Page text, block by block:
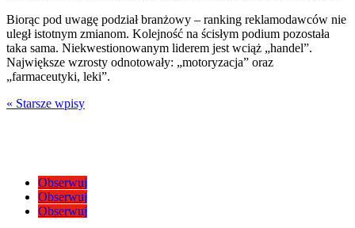
Biorąc pod uwagę podział branżowy – ranking reklamodawców nie
uległ istotnym zmianom. Kolejność na ścisłym podium pozostała
taka sama. Niekwestionowanym liderem jest wciąż „handel”.
Największe wzrosty odnotowały: „motoryzacja” oraz
„farmaceutyki, leki”.
« Starsze wpisy
Obserwuj
Obserwuj
Obserwuj